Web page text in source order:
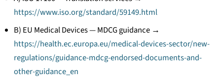
https://www.iso.org/standard/59149.html
B) EU Medical Devices — MDCG guidance →
https://health.ec.europa.eu/medical-devices-sector/new-
regulations/guidance-mdcg-endorsed-documents-and-
other-guidance_en